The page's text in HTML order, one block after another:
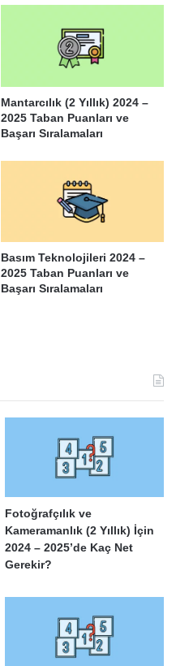
Mantarcılık (2 Yıllık) 2024 –
2025 Taban Puanları ve
Başarı Sıralamaları
Basım Teknolojileri 2024 –
2025 Taban Puanları ve
Başarı Sıralamaları
Fotoğrafçılık ve
Kameramanlık (2 Yıllık) İçin
2024 – 2025’de Kaç Net
Gerekir?